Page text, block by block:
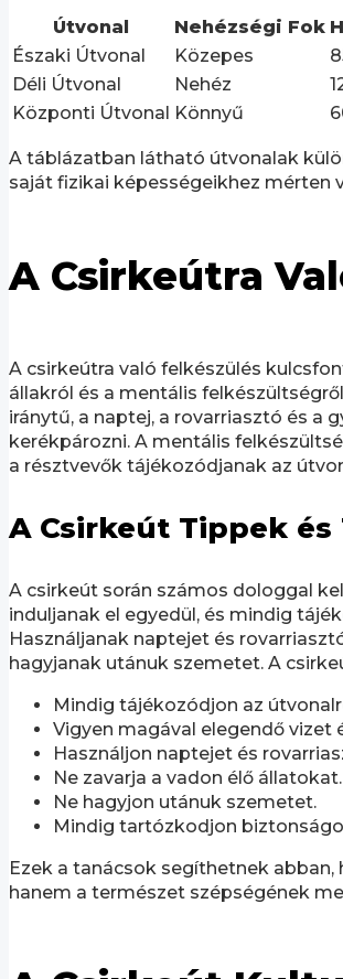
Útvonal Nehézségi Fok
Északi Útvonal
Közepes
Déli Útvonal
Nehéz
Központi Útvonal Könnyű
A táblázatban látható útvonalak
saját fizikai képességeikhez mérten
A Csirkeútra
A csirkeútra való felkészülés
állakról és a mentális
iránytű, a naptej, a rovarriasztó és a
kerékpározni. A mentális
a résztvevők tájékozódjanak az
A Csirkeút Tippek és
A csirkeút során számos dologgal
induljanak el egyedül, és mindig
Használjanak naptejet és
hagyjanak utánuk szemetet. A
Mindig tájékozódjon az
Vigyen magával elegendő vizet
Használjon naptejet és
Ne zavarja a vadon élő állatokat.
Ne hagyjon utánuk szemetet.
Mindig tartózkodjon
Ezek a tanácsok segíthetnek
hanem a természet szépségének